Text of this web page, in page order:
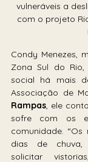
vulneráveis a
com o projeto
Condy Menezes,
Zona Sul do
social há mais
Rampas, ele
sofre com os
comunidade.
dias de chuva,
solicitar